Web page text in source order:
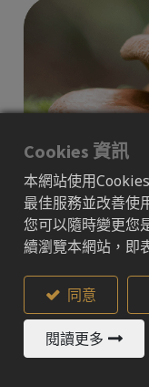
何謂β-葡聚醣
β-葡聚醣是一種由
一種可溶性膳食
中，包括燕麥、大
較於多以營養源
Cookies 資訊
本網站使用
最佳服務並改善使
您可以隨時變更您
續瀏覽本網站，即
同意
閱讀更多